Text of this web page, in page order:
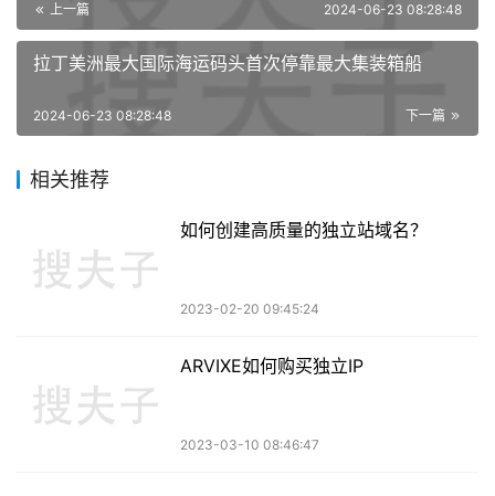
上一篇 2024-06-23 08:28:48
拉丁美洲最大国际海运码头首次停靠最大集装箱船
下一篇
2024-06-23 08:28:48
相关推荐
如何创建高质量的独立站域名？
2023-02-20 09:45:24
ARVIXE如何购买独立IP
2023-03-10 08:46:47